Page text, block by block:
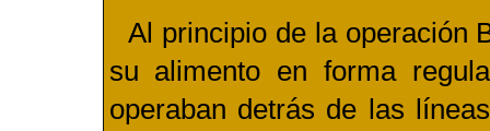
Al principio de la operación
su alimento en forma
operaban detrás de las